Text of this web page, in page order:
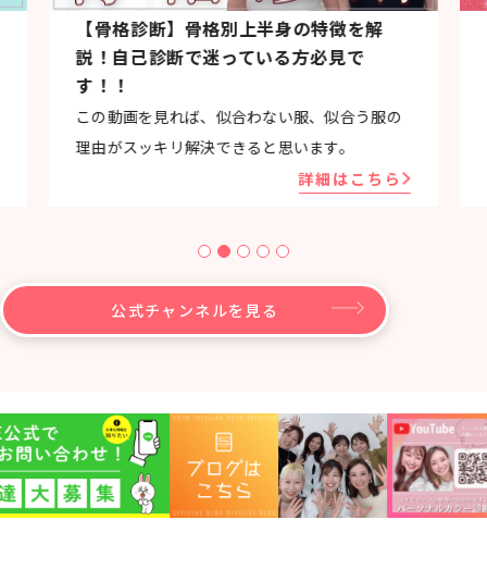
【骨格診断】骨格別上半身の特徴を解
説！自己診断で迷っている方必見で
す！！
この動画を見れば、似合わない服、似合う服の
理由がスッキリ解決できると思います。
詳細はこちら
公式チャンネルを見る